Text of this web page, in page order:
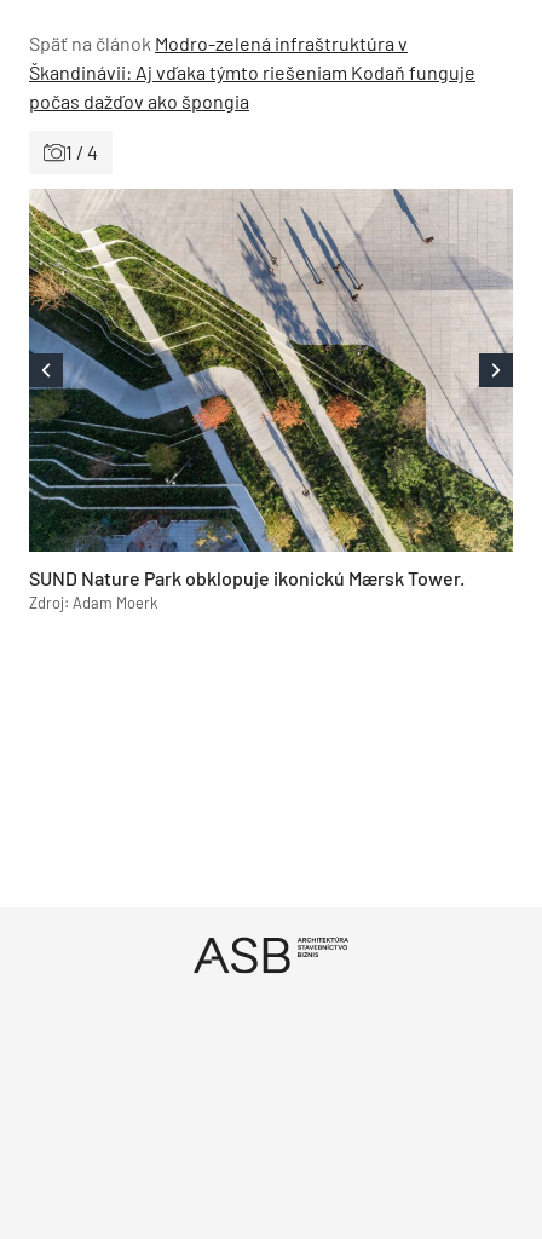
Späť na článok Modro-zelená infraštruktúra v
Škandinávii: Aj vďaka týmto riešeniam Kodaň funguje
počas dažďov ako špongia
1 / 4
SUND Nature Park obklopuje ikonickú Mærsk Tower.
Zdroj: Adam Moerk